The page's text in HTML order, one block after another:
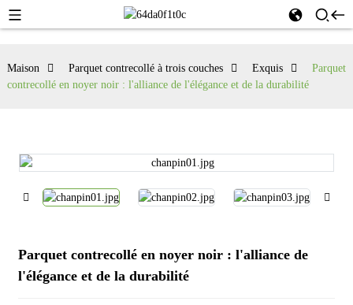
Maison Parquet contrecollé à trois couches Exquis
Parquet
contrecollé en noyer noir : l'alliance de l'élégance et de la durabilité
Parquet contrecollé en noyer noir : l'alliance de
l'élégance et de la durabilité